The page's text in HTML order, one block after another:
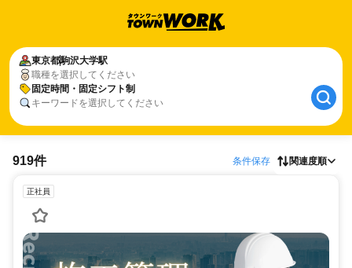
東京都駒沢大学駅
職種を選択してください
固定時間・固定シフト制
キーワードを選択してください
919件 条件保存 関連度順
正社員